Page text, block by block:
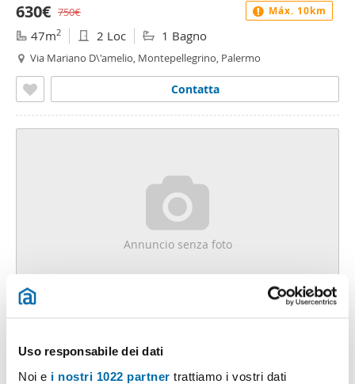
Uso responsabile dei dati
Noi e i nostri 1022 partner trattiamo i vostri dati
630€ 750€
47m2 2 Loc 1 Bagno
Via Mariano D\'amelio, Montepellegrino, Palermo
Contatta
Máx. 10km
Annuncio senza foto
700€
60m 2 Loc 1 Bagno
Via Montepellegrino, Montepellegrino, Palermo
Máx. 10km